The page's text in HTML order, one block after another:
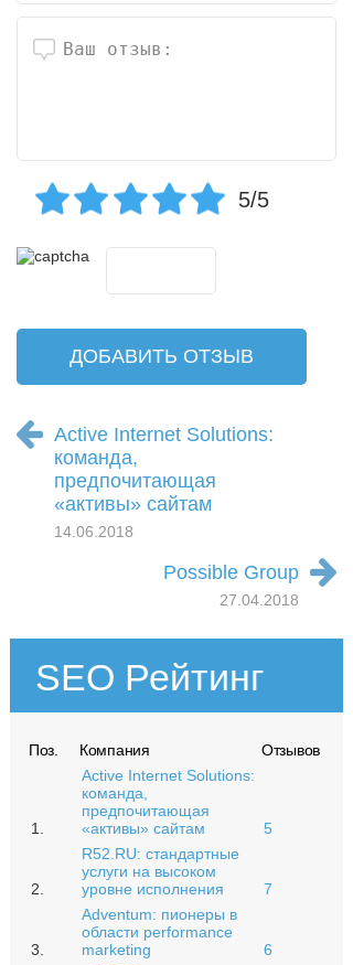
5/5
Active Internet Solutions:
команда,
предпочитающая
«активы» сайтам
14.06.2018
Possible Group
27.04.2018
SEO Рейтинг
Поз. Компания Отзывов
1.
Active Internet Solutions:
команда,
предпочитающая
«активы» сайтам
5
2.
R52.RU: стандартные
услуги на высоком
уровне исполнения
7
3.
Adventum: пионеры в
области performance
marketing
6